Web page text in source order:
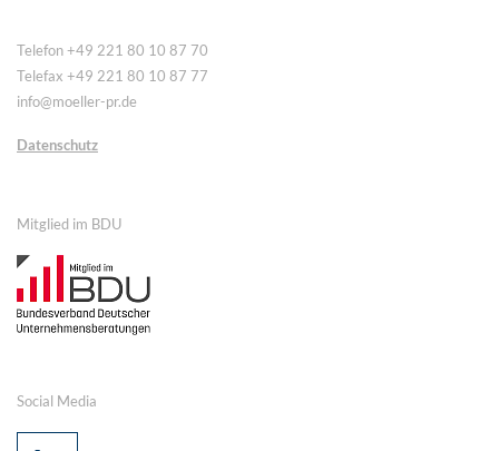
Telefon +49 221 80 10 87 70
Telefax +49 221 80 10 87 77
info@moeller-pr.de
Datenschutz
Mitglied im BDU
Social Media